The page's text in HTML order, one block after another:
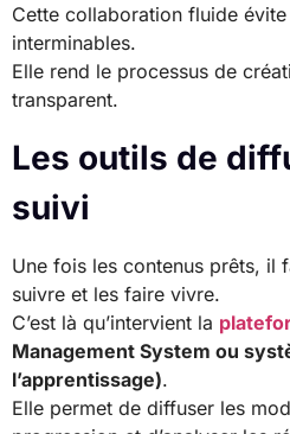
Cette collaboration fluide
interminables.
Elle rend le processus de
transparent.
Les outils de
suivi
Une fois les contenus prêts, il
suivre et les faire vivre.
C’est là qu’intervient la
Management System ou
l’apprentissage).
Elle permet de diffuser les